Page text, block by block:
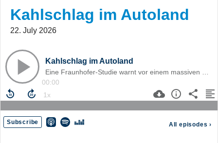
Kahlschlag im Autoland
22. July 2026
Kahlschlag im Autoland
00:00
Subscribe All episodes ›